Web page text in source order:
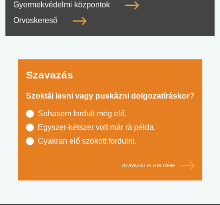
Gyermekvédelmi központok
Orvoskereső
Szavazás
Szoktál lesni vagy puskázni dolgozatíráskor?
Sohasem fordult még elő.
Egyszer-kétszer volt már rá példa.
Gyakran elő szokott fordulni.
SZAVAZAT ELKÜLDÉSE